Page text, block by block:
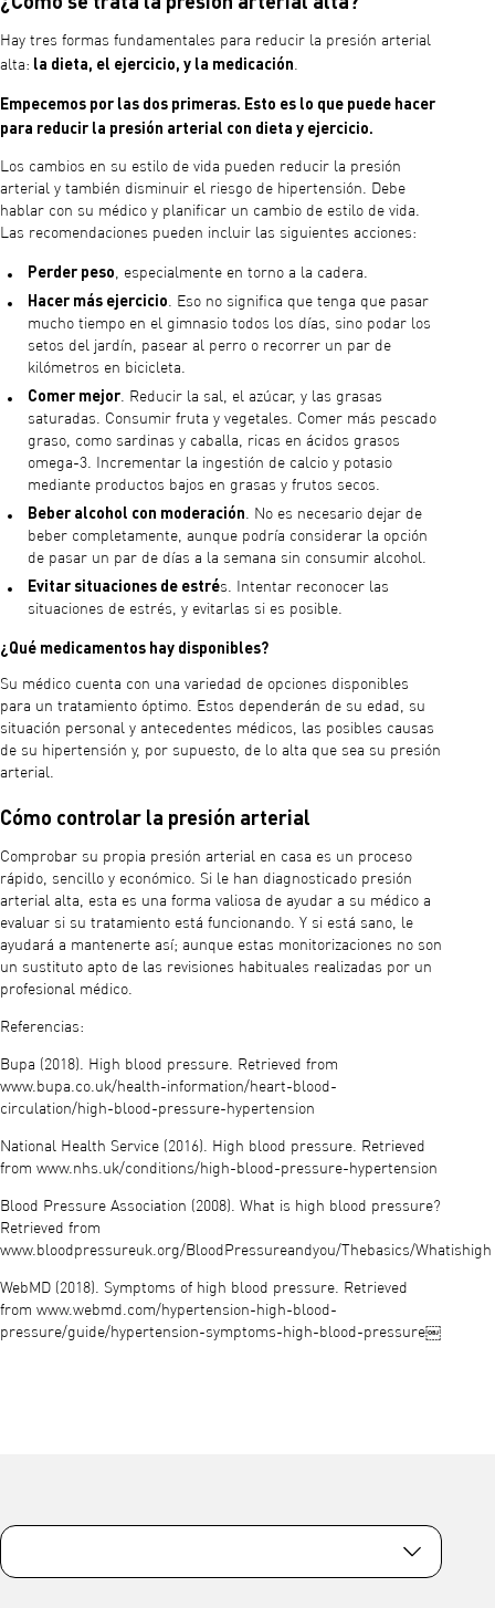
Hay tres formas fundamentales para reducir la presión arterial
alta: la dieta, el ejercicio, y la medicación
Empecemos por las dos primeras. Esto es lo que puede hacer
para reducir la presión arterial con dieta y ejercicio.
Los cambios en su estilo de vida pueden reducir la presión
arterial y también disminuir el riesgo de hipertensión. Debe
hablar con su médico y planificar un cambio de estilo de vida.
Las recomendaciones pueden incluir las siguientes acciones:
Perder peso , especialmente en torno a la cadera.
Hacer más ejercicio . Eso no significa que tenga que pasar
mucho tiempo en el gimnasio todos los días, sino podar los
setos del jardín, pasear al perro o recorrer un par de
kilómetros en bicicleta.
Comer mejor . Reducir la sal, el azúcar, y las grasas
saturadas. Consumir fruta y vegetales. Comer más pescado
graso, como sardinas y caballa, ricas en ácidos grasos
omega-3. Incrementar la ingestión de calcio y potasio
mediante productos bajos en grasas y frutos secos.
Beber alcohol con moderación . No es necesario dejar de
beber completamente, aunque podría considerar la opción
de pasar un par de días a la semana sin consumir alcohol.
Evitar situaciones de estrés. Intentar reconocer las
situaciones de estrés, y evitarlas si es posible.
¿Qué medicamentos hay disponibles?
Su médico cuenta con una variedad de opciones disponibles
para un tratamiento óptimo. Estos dependerán de su edad, su
situación personal y antecedentes médicos, las posibles causas
de su hipertensión y, por supuesto, de lo alta que sea su presión
arterial.
Cómo controlar la presión arterial
Comprobar su propia presión arterial en casa es un proceso
rápido, sencillo y económico. Si le han diagnosticado presión
arterial alta, esta es una forma valiosa de ayudar a su médico a
evaluar si su tratamiento está funcionando. Y si está sano, le
ayudará a mantenerte así; aunque estas monitorizaciones no son
un sustituto apto de las revisiones habituales realizadas por un
profesional médico.
Referencias:
Bupa (2018). High blood pressure. Retrieved from
www.bupa.co.uk/health-information/heart-blood-
circulation/high-blood-pressure-hypertension
National Health Service (2016). High blood pressure. Retrieved
from www.nhs.uk/conditions/high-blood-pressure-hypertension
Blood Pressure Association (2008). What is high blood pressure?
Retrieved from
www.bloodpressureuk.org/BloodPressureandyou/Thebasics/Whatishigh
WebMD (2018). Symptoms of high blood pressure. Retrieved
from www.webmd.com/hypertension-high-blood-
pressure/guide/hypertension-symptoms-high-blood-pressure￼